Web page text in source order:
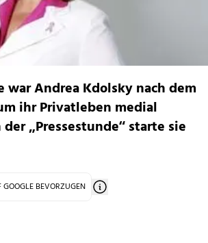
war Andrea Kdolsky nach dem
ihr Privatleben medial
„Pressestunde“ starte sie
BEVORZUGEN